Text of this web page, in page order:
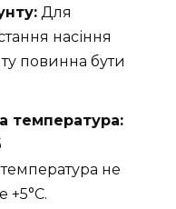
Для
насіння
повинна бути
температура:
не
+5°C.